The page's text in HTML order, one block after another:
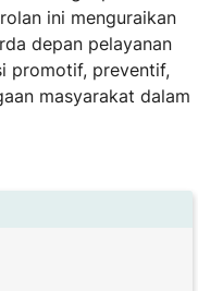
ini menguraikan
depan pelayanan
promotif, preventif,
masyarakat dalam